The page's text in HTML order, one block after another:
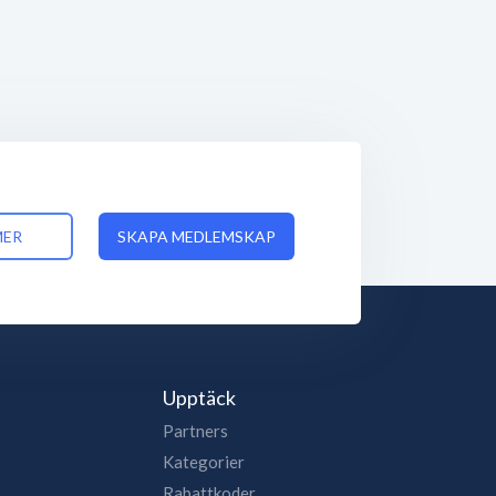
SKAPA MEDLEMSKAP
Upptäck
Partners
Kategorier